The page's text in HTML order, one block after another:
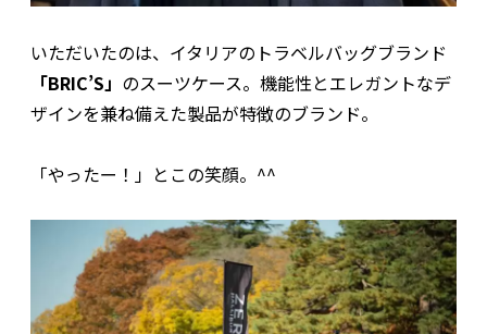
いただいたのは、イタリアのトラベルバッグブランド
「BRIC’S」 のスーツケース。機能性とエレガントなデ
ザインを兼ね備えた製品が特徴のブランド。
「やったー！」とこの笑顔。^^